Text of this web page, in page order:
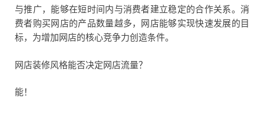
与推广，能够在短时间内与消费者建立稳定的合作关系。消
费者购买网店的产品数量越多，网店能够实现快速发展的目
标，为增加网店的核心竞争力创造条件。
网店装修风格能否决定网店流量？
能！